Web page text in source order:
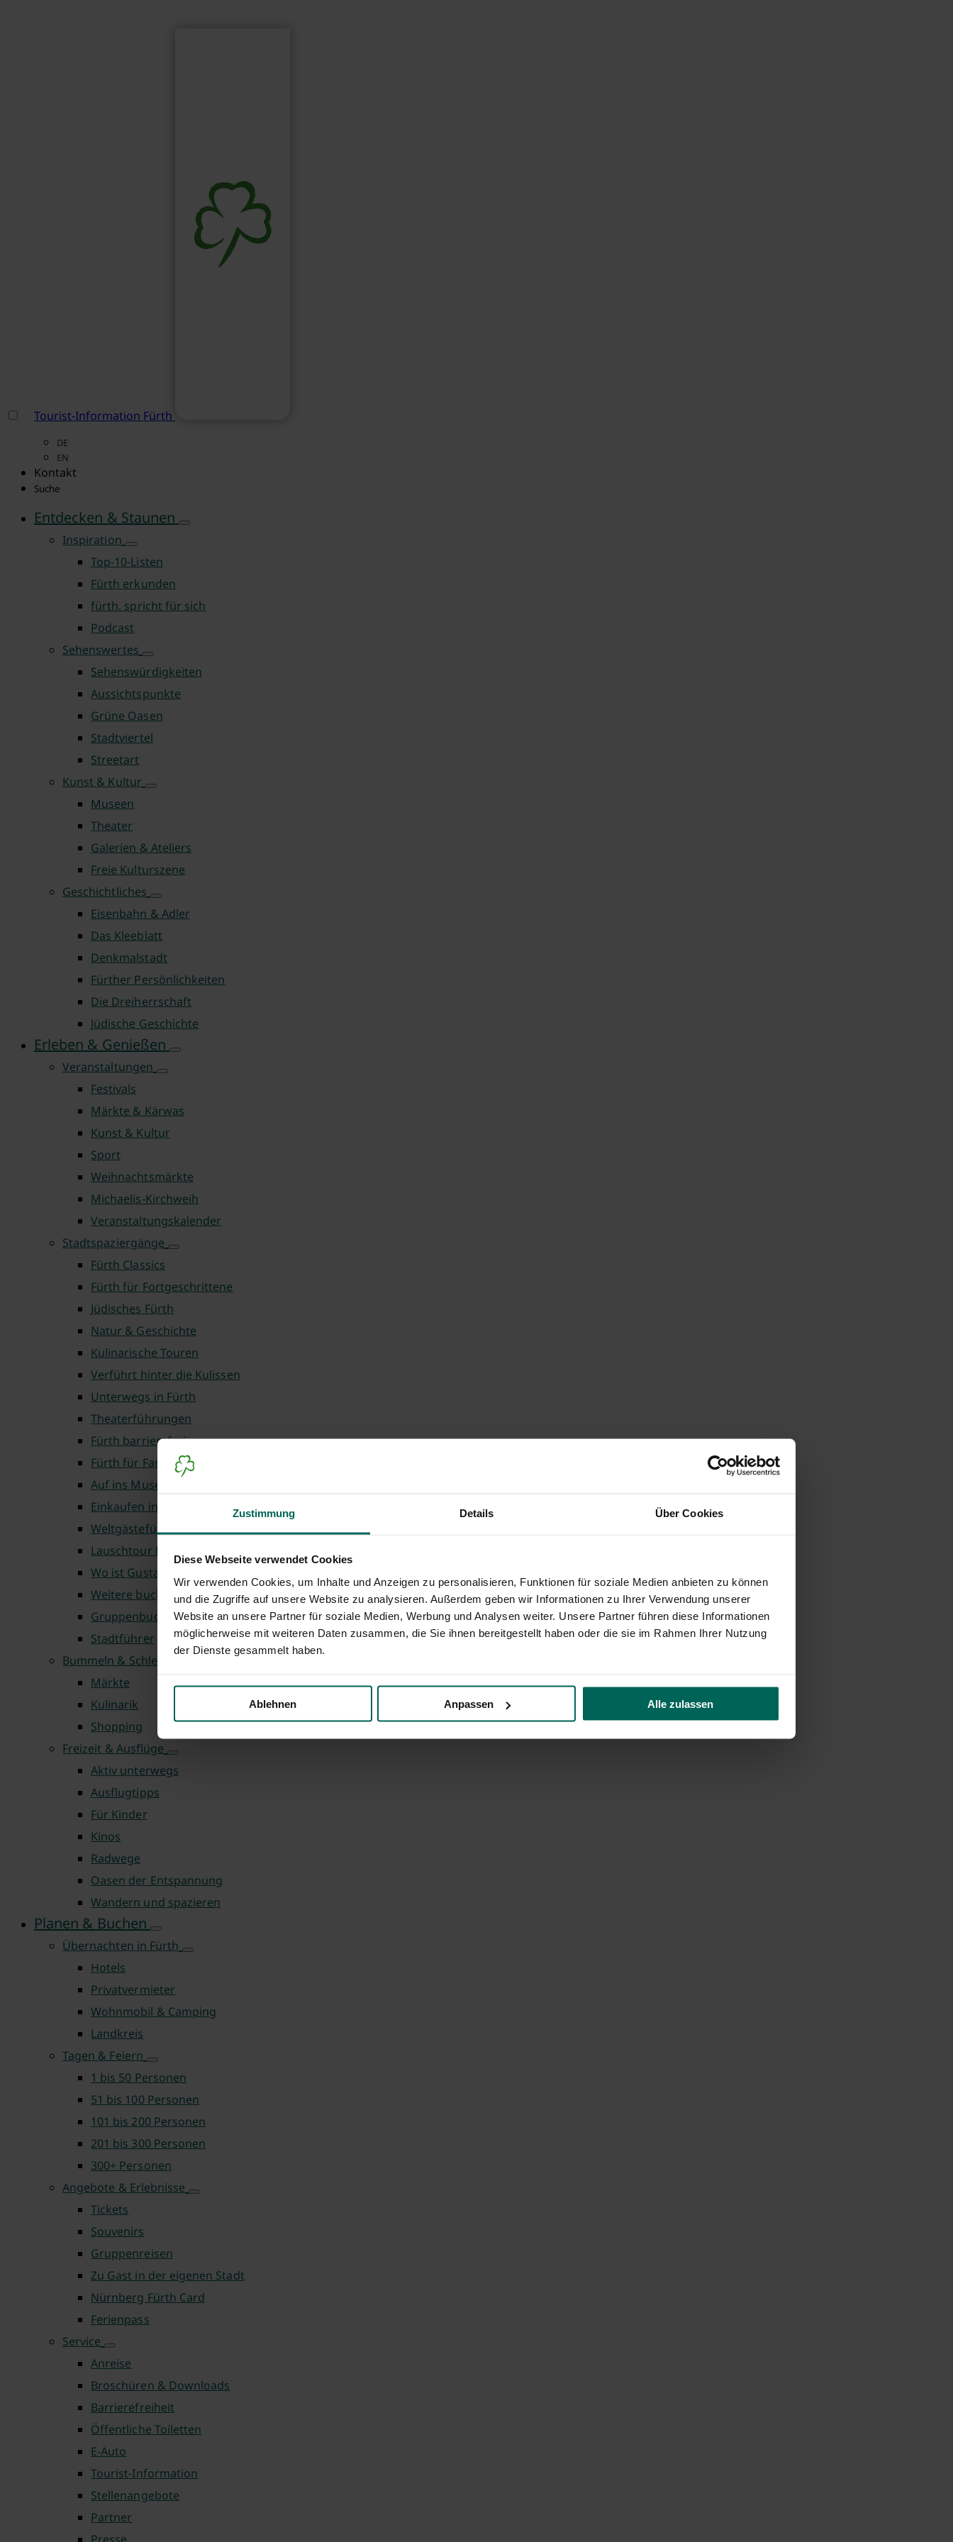
Zustimmung Details Über Cookies
Diese Webseite verwendet Cookies
Wir verwenden Cookies, um Inhalte und Anzeigen zu personalisieren, Funktionen für soziale Medien anbieten zu können
und die Zugriffe auf unsere Website zu analysieren. Außerdem geben wir Informationen zu Ihrer Verwendung unserer
Website an unsere Partner für soziale Medien, Werbung und Analysen weiter. Unsere Partner führen diese Informationen
möglicherweise mit weiteren Daten zusammen, die Sie ihnen bereitgestellt haben oder die sie im Rahmen Ihrer Nutzung
der Dienste gesammelt haben.
Ablehnen Anpassen Alle zulassen
Tourist-Information Fürth
DE
EN
Kontakt
Suche
Entdecken & Staunen
Inspiration
Top-10-Listen
Fürth erkunden
fürth. spricht für sich
Podcast
Sehenswertes
Sehenswürdigkeiten
Aussichtspunkte
Grüne Oasen
Stadtviertel
Streetart
Kunst & Kultur
Museen
Theater
Galerien & Ateliers
Freie Kulturszene
Geschichtliches
Eisenbahn & Adler
Das Kleeblatt
Denkmalstadt
Fürther Persönlichkeiten
Die Dreiherrschaft
Jüdische Geschichte
Erleben & Genießen
Veranstaltungen
Festivals
Märkte & Kärwas
Kunst & Kultur
Sport
Weihnachtsmärkte
Michaelis-Kirchweih
Veranstaltungskalender
Stadtspaziergänge
Fürth Classics
Fürth für Fortgeschrittene
Jüdisches Fürth
Natur & Geschichte
Kulinarische Touren
Verführt hinter die Kulissen
Unterwegs in Fürth
Theaterführungen
Fürth barrierefrei
Fürth für Familien
Auf ins Museum
Einkaufen in Fürth
Weltgästeführertag
Lauschtour Fürth
Wo ist Gustav
Weitere buchbare Führungen
Gruppenbuchung
Stadtführer
Bummeln & Schlemmen
Märkte
Kulinarik
Shopping
Freizeit & Ausflüge
Aktiv unterwegs
Ausflugtipps
Für Kinder
Kinos
Radwege
Oasen der Entspannung
Wandern und spazieren
Planen & Buchen
Übernachten in Fürth
Hotels
Privatvermieter
Wohnmobil & Camping
Landkreis
Tagen & Feiern
1 bis 50 Personen
51 bis 100 Personen
101 bis 200 Personen
201 bis 300 Personen
300+ Personen
Angebote & Erlebnisse
Tickets
Souvenirs
Gruppenreisen
Zu Gast in der eigenen Stadt
Nürnberg Fürth Card
Ferienpass
Service
Anreise
Broschüren & Downloads
Barrierefreiheit
Öffentliche Toiletten
E-Auto
Tourist-Information
Stellenangebote
Partner